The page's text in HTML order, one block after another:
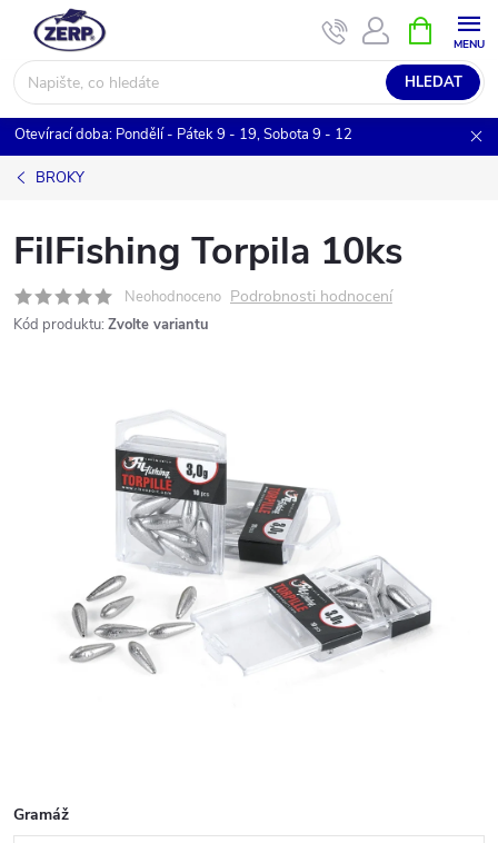
obsah
HLEDAT
NÁKUPNÍ
KOŠÍK
Otevírací doba: Pondělí - Pátek 9 - 19, Sobota 9 - 12
BROKY
FilFishing Torpila 10ks
Neohodnoceno Podrobnosti hodnocení
Kód produktu: Zvolte variantu
Gramáž